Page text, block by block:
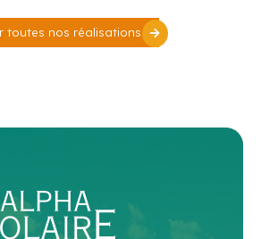
toutes nos réalisations